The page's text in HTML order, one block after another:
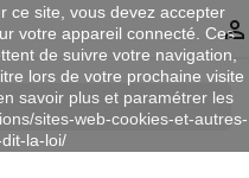

ce site, vous devez accepter
votre appareil connecté. Ces
de suivre votre navigation,
lors de votre prochaine visite
savoir plus et paramétrer les
sites-web-cookies-et-autres-
la-loi/